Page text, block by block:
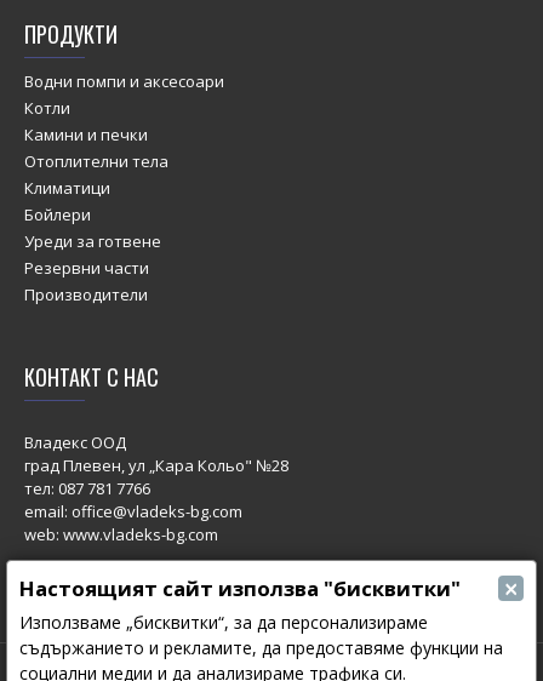
ПРОДУКТИ
Водни помпи и аксесоари
Котли
Камини и печки
Отоплителни тела
Климатици
Бойлери
Уреди за готвене
Резервни части
Производители
КОНТАКТ С НАС
Владекс ООД
град Плевен, ул „Кара Кольо" №28
тел: 087 781 7766
email: office@vladeks-bg.com
web: www.vladeks-bg.com
© 2023 All Rights Reserved.
Настоящият сайт използва "бисквитки" ×
Използваме „бисквитки“, за да персонализираме
съдържанието и рекламите, да предоставяме функции на
социални медии и да анализираме трафика си.